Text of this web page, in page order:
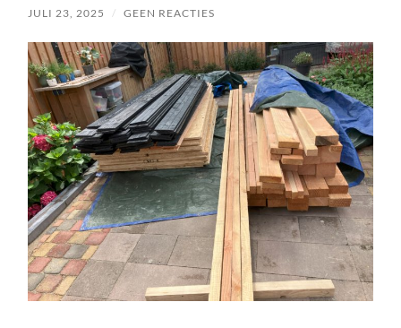
JULI 23, 2025 / GEEN REACTIES